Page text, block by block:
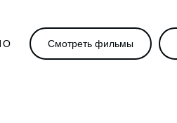
Смотреть фильмы